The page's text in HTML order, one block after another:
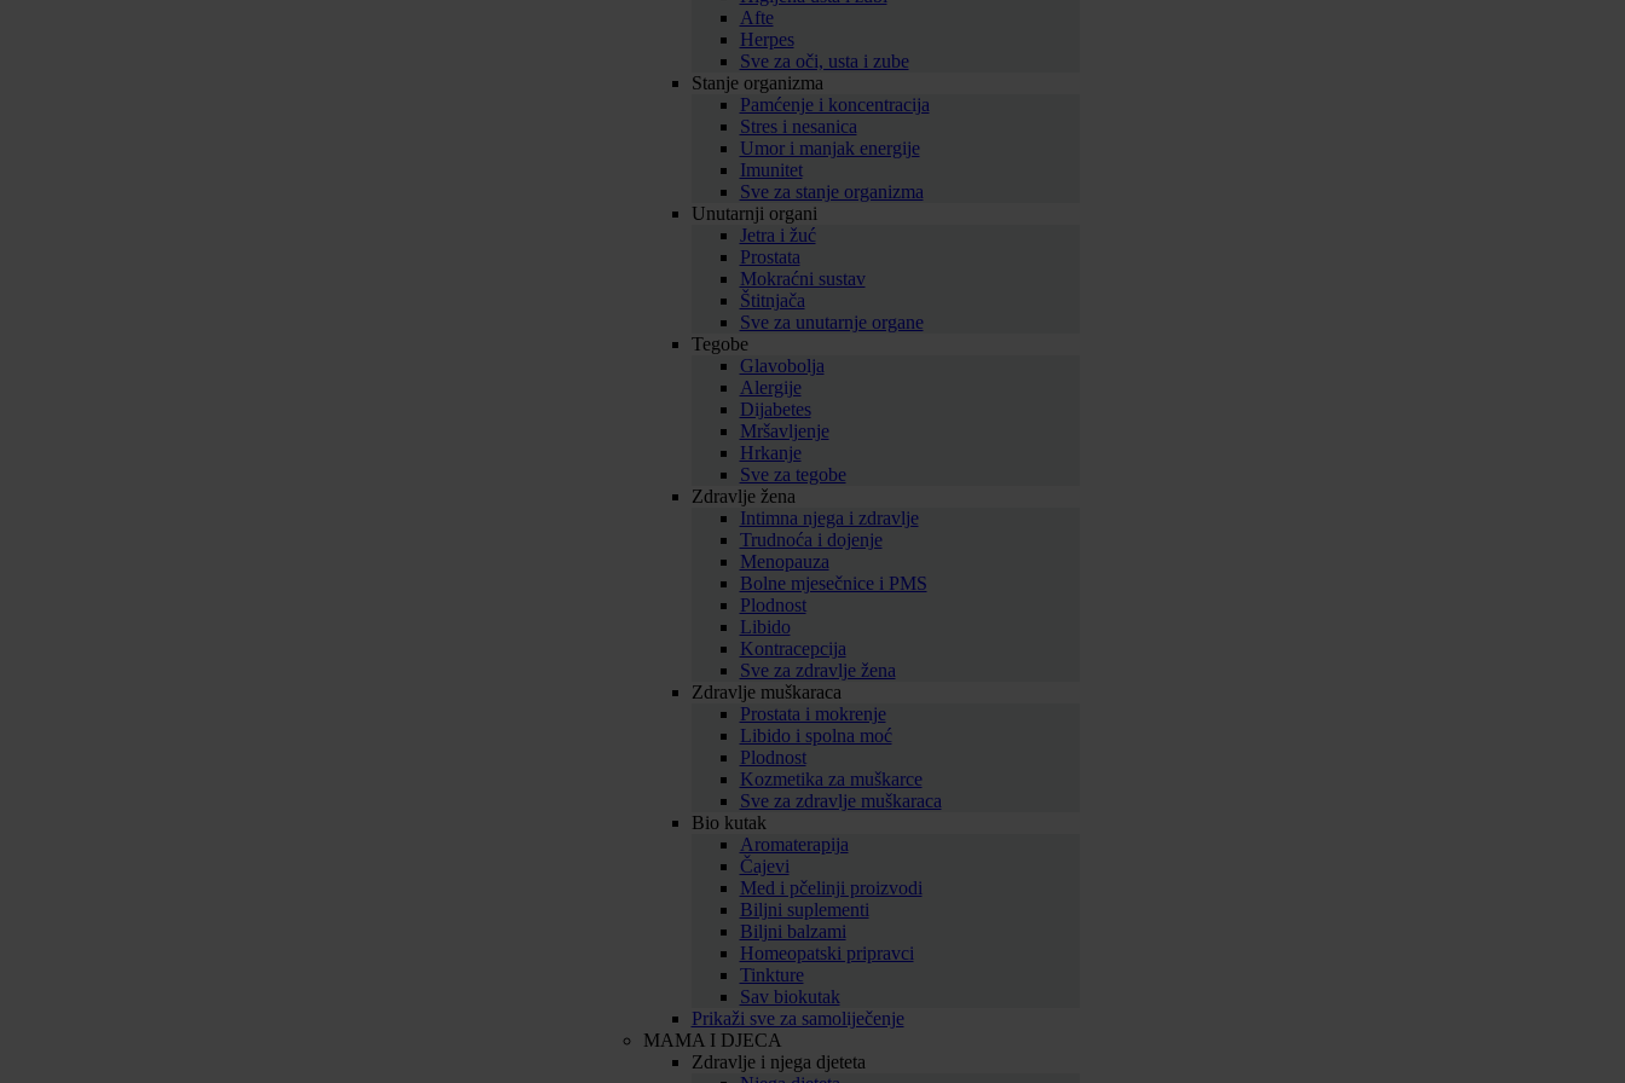
Afte
Herpes
Sve za oči, usta i zube
Stanje organizma
Pamćenje i koncentracija
Stres i nesanica
Umor i manjak energije
Imunitet
Sve za stanje organizma
Unutarnji organi
Jetra i žuć
Prostata
Mokraćni sustav
Štitnjača
Sve za unutarnje organe
Tegobe
Glavobolja
Alergije
Dijabetes
Mršavljenje
Hrkanje
Sve za tegobe
Zdravlje žena
Intimna njega i zdravlje
Trudnoća i dojenje
Menopauza
Bolne mjesečnice i PMS
Plodnost
Libido
Kontracepcija
Sve za zdravlje žena
Zdravlje muškaraca
Prostata i mokrenje
Libido i spolna moć
Plodnost
Kozmetika za muškarce
Sve za zdravlje muškaraca
Bio kutak
Aromaterapija
Čajevi
Med i pčelinji proizvodi
Biljni suplementi
Biljni balzami
Homeopatski pripravci
Tinkture
Sav biokutak
Prikaži sve za samoliječenje
MAMA I DJECA
Zdravlje i njega djeteta